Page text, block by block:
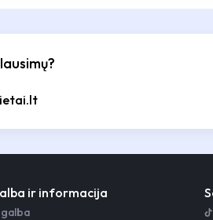
ir informacija